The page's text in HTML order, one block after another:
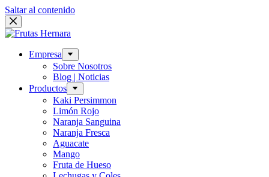
Saltar al contenido
Empresa
Sobre Nosotros
Blog | Noticias
Productos
Kaki Persimmon
Limón Rojo
Naranja Sanguina
Naranja Fresca
Aguacate
Mango
Fruta de Hueso